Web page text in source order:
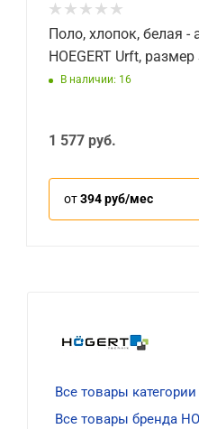
Поло, хлопок, белая -
HOEGERT Urft,
В наличии: 16
1 577 руб.
от394 руб/мес
Все товары категории
Все товары бренда